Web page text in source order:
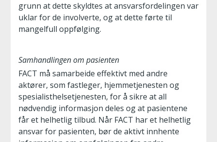
grunn at dette skyldtes at ansvarsfordelingen var
uklar for de involverte, og at dette førte til
mangelfull oppfølging.
Samhandlingen om pasienten
FACT må samarbeide effektivt med andre
aktører, som fastleger, hjemmetjenesten og
spesialisthelsetjenesten, for å sikre at all
nødvendig informasjon deles og at pasientene
får et helhetlig tilbud. Når FACT har et helhetlig
ansvar for pasienten, bør de aktivt innhente